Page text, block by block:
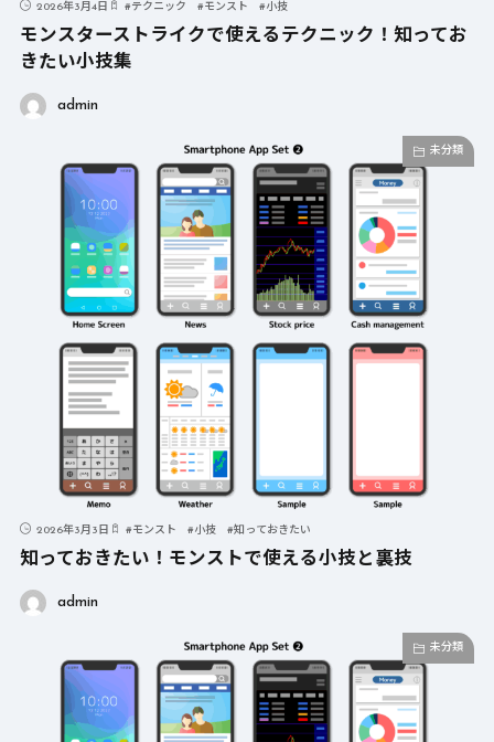
2026年3月4日 #テクニック #モンスト #小技
モンスターストライクで使えるテクニック！知ってお
きたい小技集
admin
未分類
2026年3月3日 #モンスト #小技 #知っておきたい
知っておきたい！モンストで使える小技と裏技
admin
未分類